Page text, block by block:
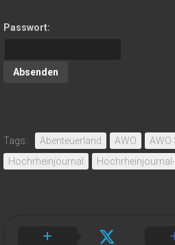
Passwort:
Tags: Abenteuerland AWO
Hochrheinjournal